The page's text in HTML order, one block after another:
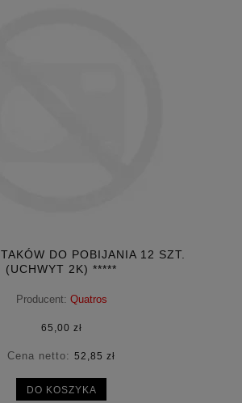
DO POBIJANIA 12 SZT.
(UCHWYT 2K) *****
Producent: Quatros
65,00 zł
Cena netto: 52,85 zł
DO KOSZYKA